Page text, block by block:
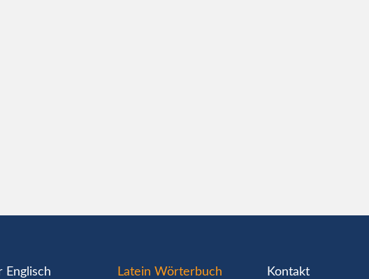
Englisch
Latein Wörterbuch
Kontakt